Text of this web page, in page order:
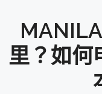
里？如何